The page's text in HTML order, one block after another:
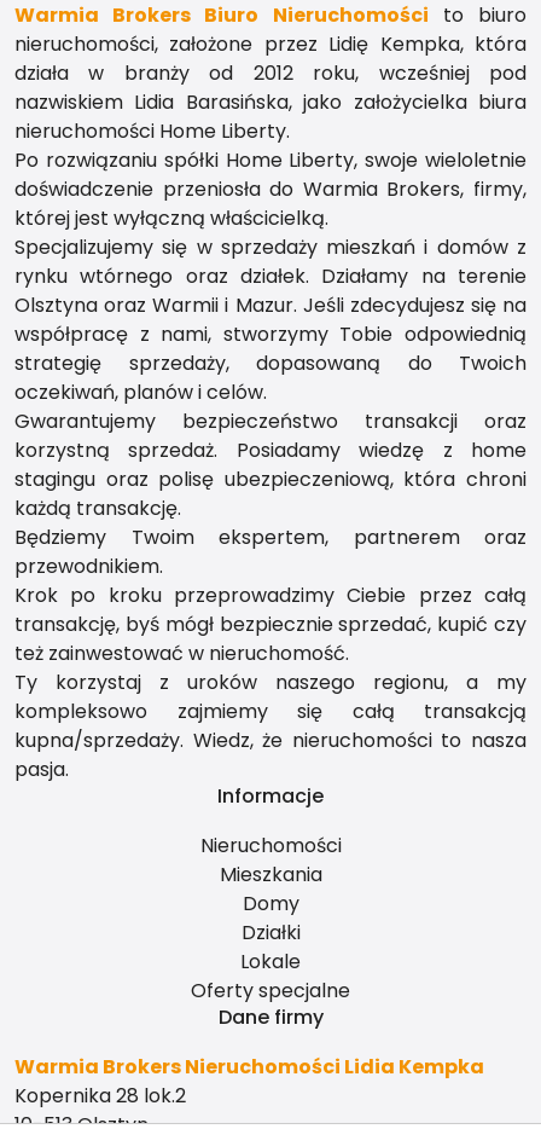
Warmia Brokers Biuro Nieruchomości to biuro
nieruchomości, założone przez Lidię Kempka, która
działa w branży od 2012 roku, wcześniej pod
nazwiskiem Lidia Barasińska, jako założycielka biura
nieruchomości Home Liberty.
Po rozwiązaniu spółki Home Liberty, swoje wieloletnie
doświadczenie przeniosła do Warmia Brokers, firmy,
której jest wyłączną właścicielką.
Specjalizujemy się w sprzedaży mieszkań i domów z
rynku wtórnego oraz działek. Działamy na terenie
Olsztyna oraz Warmii i Mazur. Jeśli zdecydujesz się na
współpracę z nami, stworzymy Tobie odpowiednią
strategię sprzedaży, dopasowaną do Twoich
oczekiwań, planów i celów.
Gwarantujemy bezpieczeństwo transakcji oraz
korzystną sprzedaż. Posiadamy wiedzę z home
stagingu oraz polisę ubezpieczeniową, która chroni
każdą transakcję.
Będziemy Twoim ekspertem, partnerem oraz
przewodnikiem.
Krok po kroku przeprowadzimy Ciebie przez całą
transakcję, byś mógł bezpiecznie sprzedać, kupić czy
też zainwestować w nieruchomość.
Ty korzystaj z uroków naszego regionu, a my
kompleksowo zajmiemy się całą transakcją
kupna/sprzedaży. Wiedz, że nieruchomości to nasza
pasja.
Informacje
Nieruchomości
Mieszkania
Domy
Działki
Lokale
Oferty specjalne
Dane firmy
Warmia Brokers Nieruchomości Lidia Kempka
Kopernika 28 lok.2